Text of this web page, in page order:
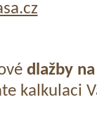
dlažby
kalkulaci